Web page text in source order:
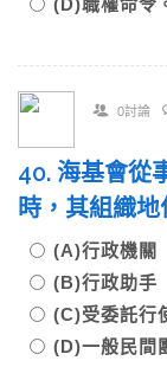
(D)職權命令
0討論
40. 海基會從
時，其組織
(A)行政機關
(B)行政助手
(C)受委託行
(D)一般民間